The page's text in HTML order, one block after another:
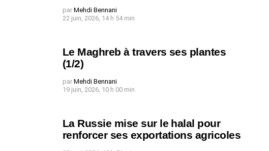
par Mehdi Bennani
22 juin, 2026, 14 h 54 min
Le Maghreb à travers ses plantes
(1/2)
par Mehdi Bennani
19 juin, 2026, 10 h 00 min
La Russie mise sur le halal pour
renforcer ses exportations agricoles